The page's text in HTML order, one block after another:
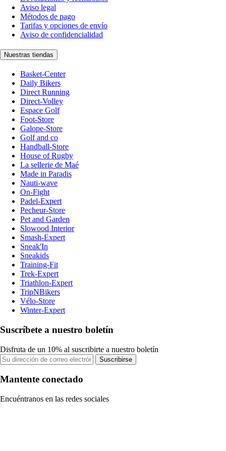
Aviso legal
Métodos de pago
Tarifas y opciones de envío
Aviso de confidencialidad
Nuestras tiendas
Basket-Center
Daily Bikers
Direct Running
Direct-Volley
Espace Golf
Foot-Store
Galope-Store
Golf and co
Handball-Store
House of Rugby
La sellerie de Maé
Made in Paradis
Nauti-wave
On-Fight
Padel-Expert
Pecheur-Store
Pet and Garden
Slowood Interior
Smash-Expert
Sneak'In
Sneakids
Training-Fit
Trek-Expert
Triathlon-Expert
TripNBikers
Vélo-Store
Winter-Expert
Suscríbete a nuestro boletín
Disfruta de un 10% al suscribirte a nuestro boletín
Suscribirse
Mantente conectado
Encuéntranos en las redes sociales